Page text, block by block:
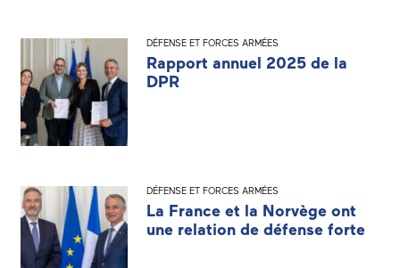
DÉFENSE ET FORCES ARMÉES
Rapport annuel 2025 de la
DPR
DÉFENSE ET FORCES ARMÉES
La France et la Norvège ont
une relation de défense forte